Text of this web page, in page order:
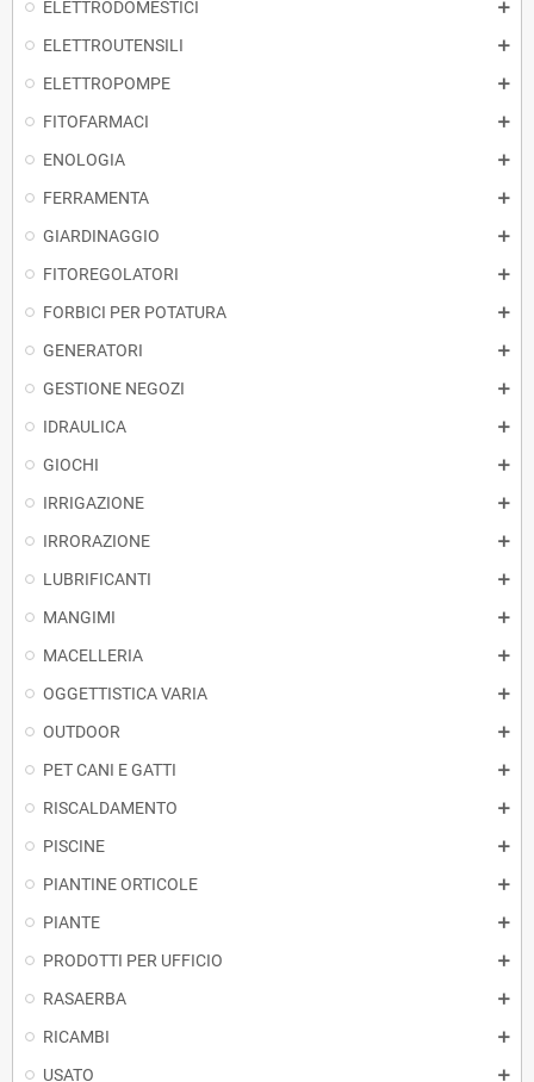
ELETTRODOMESTICI
ELETTROUTENSILI
ELETTROPOMPE
FITOFARMACI
ENOLOGIA
FERRAMENTA
GIARDINAGGIO
FITOREGOLATORI
FORBICI PER POTATURA
GENERATORI
GESTIONE NEGOZI
IDRAULICA
GIOCHI
IRRIGAZIONE
IRRORAZIONE
LUBRIFICANTI
MANGIMI
MACELLERIA
OGGETTISTICA VARIA
OUTDOOR
PET CANI E GATTI
RISCALDAMENTO
PISCINE
PIANTINE ORTICOLE
PIANTE
PRODOTTI PER UFFICIO
RASAERBA
RICAMBI
USATO